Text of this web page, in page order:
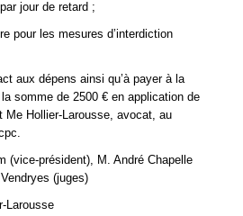
jour de retard ;
pour les mesures d’interdiction
aux dépens ainsi qu’à payer à la
somme de 2500 € en application de
Me Hollier-Larousse, avocat, au
(vice-président), M. André Chapelle
(juges)
Larousse